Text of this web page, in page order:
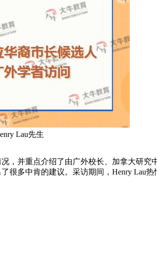
Lau先生
，并重点介绍了由广外校长、加拿大研
多中肯的建议。采访期间，Henry Lau